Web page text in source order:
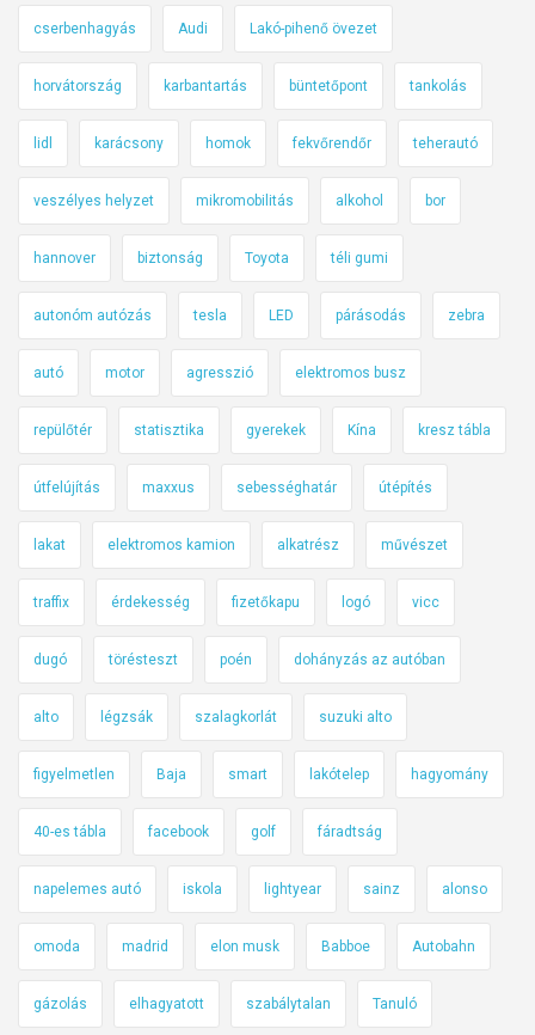
cserbenhagyás Audi Lakó-pihenő övezet
horvátország karbantartás büntetőpont tankolás
lidl karácsony homok fekvőrendőr teherautó
veszélyes helyzet mikromobilitás alkohol bor
hannover biztonság Toyota téli gumi
autonóm autózás tesla LED párásodás zebra
autó motor agresszió elektromos busz
repülőtér statisztika gyerekek Kína kresz tábla
útfelújítás maxxus sebességhatár útépítés
lakat elektromos kamion alkatrész művészet
traffix érdekesség fizetőkapu logó vicc
dugó törésteszt poén dohányzás az autóban
alto légzsák szalagkorlát suzuki alto
figyelmetlen Baja smart lakótelep hagyomány
40-es tábla facebook golf fáradtság
napelemes autó iskola lightyear sainz alonso
omoda madrid elon musk Babboe Autobahn
gázolás elhagyatott szabálytalan Tanuló